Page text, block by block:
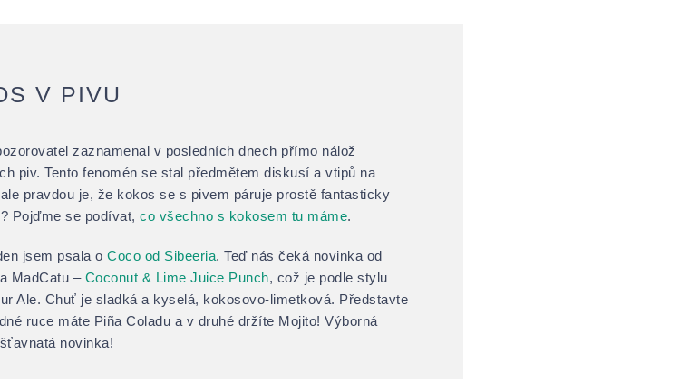
V PIVU
zaznamenal v posledních dnech přímo nálož
piv. Tento fenomén se stal předmětem diskusí a vtipů na
pravdou je, že kokos se s pivem páruje prostě fantasticky
Pojďme se podívat, co všechno s kokosem tu máme.
jsem psala o Coco od Sibeeria. Teď nás čeká novinka od
MadCatu – Coconut & Lime Juice Punch, což je podle stylu
Ale. Chuť je sladká a kyselá, kokosovo-limetková. Představte
ruce máte Piña Coladu a v druhé držíte Mojito! Výborná
novinka!